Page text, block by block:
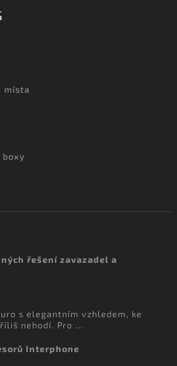
místa
boxy
řešení zavazadel a
s elegantním vzhledem, ke
nehodí. Pro ...
Interphone